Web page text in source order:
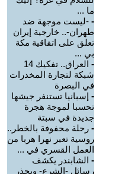
ما ...
- -ليست موجهة ضد
طهران-.. خارجية إيران
تعلق على اتفاقية مكة
بي ...
-
العراق.. تفكيك 14
شبكة لتجارة المخدرات
في البصرة
- إسبانيا تستنفر جيشها
تحسبا لموجة هجرة
جديدة في سبتة
- رحلة محفوفة بالخطر..
روسية تعبر نهرا هربا من
العمل القسري في ...
- الشابندر يكشف
رسائل -الشرع- ويحذر